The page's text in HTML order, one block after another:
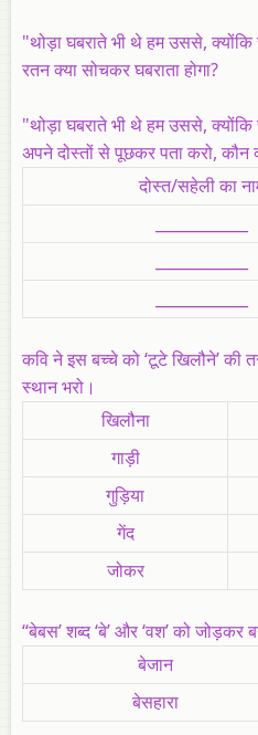
"थोड़ा घबराते भी थे हम उससे,
रतन क्या सोचकर घबराता होगा?
"थोड़ा घबराते भी थे हम उससे,
अपने दोस्तों से पूछकर पता करो, कौन
दोस्त/सहेली का
कवि ने इस बच्चे को ‘टूटे खिलौने’ की
स्थान भरो।
खिलौना
गाड़ी
गुड़िया
गेंद
जोकर
“बेबस’ शब्द ‘बे’ और ‘वश’ को जोड़कर
बेजान
बेसहारा